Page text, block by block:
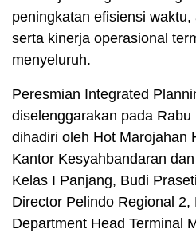
peningkatan efisiensi
serta kinerja operasional
menyeluruh.
Peresmian Integrated
diselenggarakan pada
dihadiri oleh Hot Marojahan
Kantor Kesyahbandaran
Kelas I Panjang, Budi
Director Pelindo Regional 2,
Department Head Terminal